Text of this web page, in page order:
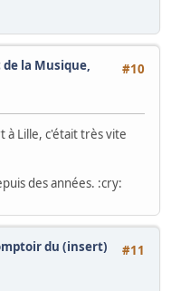
#10
de la Musique,
à Lille, c'était très vite
des années. :cry:
#11
du (insert)